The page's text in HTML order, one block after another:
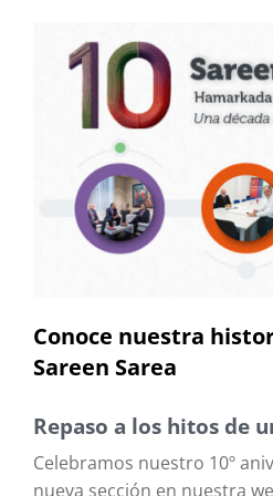
Conoce nuestra
Sareen Sarea
Repaso a los hitos de
Celebramos nuestro 10º
nueva sección en nuestra